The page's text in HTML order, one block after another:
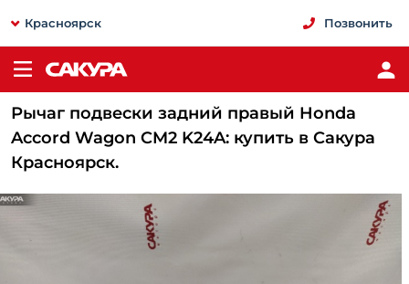
Красноярск Позвонить
Рычаг подвески задний правый Honda
Accord Wagon CM2 K24A: купить в Сакура
Красноярск.